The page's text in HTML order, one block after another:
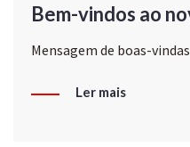
Bem-vindos ao
Mensagem de boas-
Ler mais